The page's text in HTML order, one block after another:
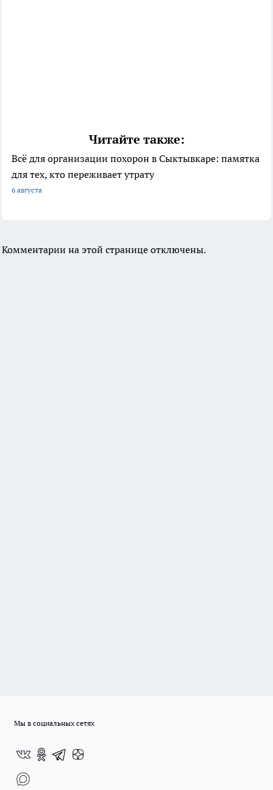
Читайте также:
Всё для организации похорон в Сыктывкаре: памятка
для тех, кто переживает утрату
6 августа
Комментарии на этой странице отключены.
Мы в социальных сетях